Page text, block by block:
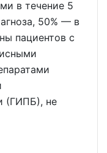
в течение 5
50% — в
пациентов с
(ГИПБ), не